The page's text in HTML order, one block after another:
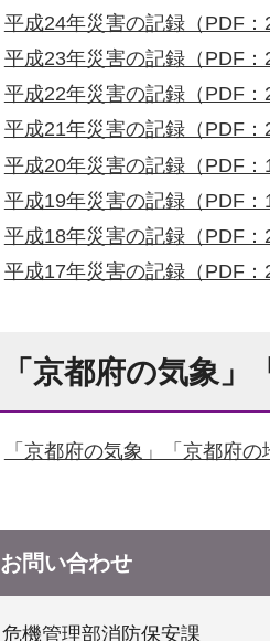
平成24年災害の記録（PDF：
平成23年災害の記録（PDF：
平成22年災害の記録（PDF：
平成21年災害の記録（PDF：
平成20年災害の記録（PDF：
平成19年災害の記録（PDF：
平成18年災害の記録（PDF：
平成17年災害の記録（PDF：
「京都府の気象」
「京都府の気象」「京都府
お問い合わせ
危機管理部消防保安課